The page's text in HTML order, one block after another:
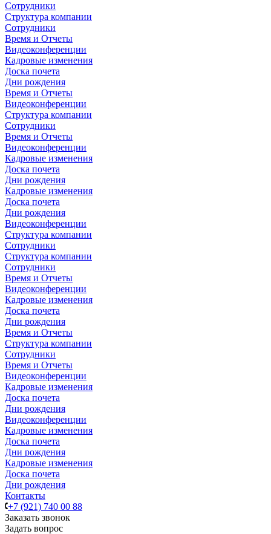
Сотрудники
Структура компании
Сотрудники
Время и Отчеты
Видеоконференции
Кадровые изменения
Доска почета
Дни рождения
Время и Отчеты
Видеоконференции
Структура компании
Сотрудники
Время и Отчеты
Видеоконференции
Кадровые изменения
Доска почета
Дни рождения
Кадровые изменения
Доска почета
Дни рождения
Видеоконференции
Структура компании
Сотрудники
Структура компании
Сотрудники
Время и Отчеты
Видеоконференции
Кадровые изменения
Доска почета
Дни рождения
Время и Отчеты
Структура компании
Сотрудники
Время и Отчеты
Видеоконференции
Кадровые изменения
Доска почета
Дни рождения
Видеоконференции
Кадровые изменения
Доска почета
Дни рождения
Кадровые изменения
Доска почета
Дни рождения
Контакты
+7 (921) 740 00 88
Заказать звонок
Задать вопрос